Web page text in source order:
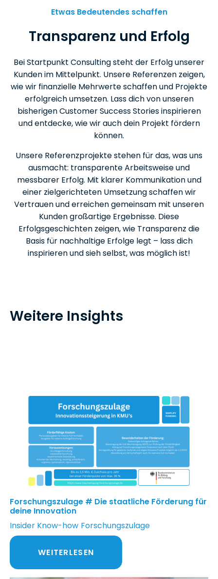
Etwas Bedeutendes schaffen
Transparenz und Erfolg
Bei Startpunkt Consulting steht der Erfolg unserer
Kunden im Mittelpunkt. Unsere Referenzen zeigen,
wie wir finanzielle Mehrwerte schaffen und Projekte
erfolgreich umsetzen. Lass dich von unseren
bisherigen Customer Success Stories inspirieren
und entdecke, wie wir auch dein Projekt fördern
können.
Unsere Referenzprojekte stehen für das, was uns
ausmacht: transparente Arbeitsweise und
messbarer Erfolg. Mit klarer Kommunikation und
einer zielgerichteten Umsetzung schaffen wir
Vertrauen und erreichen gemeinsam mit unseren
Kunden großartige Ergebnisse. Diese
Erfolgsgeschichten zeigen, wie Transparenz die
Basis für nachhaltige Erfolge legt – lass dich
inspirieren und sieh selbst, was möglich ist!
Weitere Insights
Forschungszulage # Die staatliche Förderung für
deine Innovation
Insider Know-how Forschungszulage
WEITERLESEN